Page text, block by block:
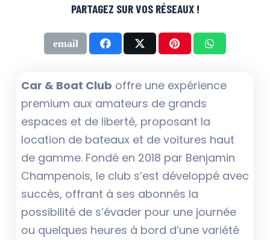
PARTAGEZ SUR VOS RÉSEAUX !
Car & Boat Club offre une expérience
premium aux amateurs de grands
espaces et de liberté, proposant la
location de bateaux et de voitures haut
de gamme. Fondé en 2018 par Benjamin
Champenois, le club s’est développé avec
succès, offrant à ses abonnés la
possibilité de s’évader pour une journée
ou quelques heures à bord d’une variété